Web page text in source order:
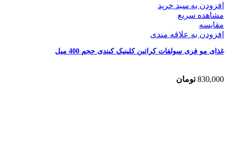
افزودن به سبد خرید
مشاهده سریع
مقایسه
افزودن به علاقه مندی
غذای مو فری سولفات کراتین کلینیک کیندی حجم 400 میل
830,000 تومان